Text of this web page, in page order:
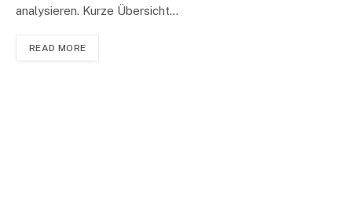
analysieren. Kurze Übersicht…
READ MORE